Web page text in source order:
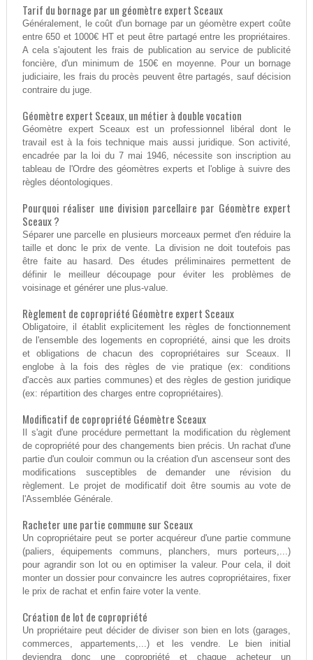
Tarif du bornage par un géomètre expert Sceaux
Généralement, le coût d'un bornage par un géomètre expert coûte
entre 650 et 1000€ HT et peut être partagé entre les propriétaires.
A cela s'ajoutent les frais de publication au service de publicité
foncière, d'un minimum de 150€ en moyenne. Pour un bornage
judiciaire, les frais du procès peuvent être partagés, sauf décision
contraire du juge.
Géomètre expert Sceaux, un métier à double vocation
Géomètre expert Sceaux est un professionnel libéral dont le
travail est à la fois technique mais aussi juridique. Son activité,
encadrée par la loi du 7 mai 1946, nécessite son inscription au
tableau de l'Ordre des géomètres experts et l'oblige à suivre des
règles déontologiques.
Pourquoi réaliser une division parcellaire par Géomètre expert
Sceaux ?
Séparer une parcelle en plusieurs morceaux permet d'en réduire la
taille et donc le prix de vente. La division ne doit toutefois pas
être faite au hasard. Des études préliminaires permettent de
définir le meilleur découpage pour éviter les problèmes de
voisinage et générer une plus-value.
Règlement de copropriété Géomètre expert Sceaux
Obligatoire, il établit explicitement les règles de fonctionnement
de l'ensemble des logements en copropriété, ainsi que les droits
et obligations de chacun des copropriétaires sur Sceaux. Il
englobe à la fois des règles de vie pratique (ex: conditions
d'accès aux parties communes) et des règles de gestion juridique
(ex: répartition des charges entre copropriétaires).
Modificatif de copropriété Géomètre Sceaux
Il s'agit d'une procédure permettant la modification du règlement
de copropriété pour des changements bien précis. Un rachat d'une
partie d'un couloir commun ou la création d'un ascenseur sont des
modifications susceptibles de demander une révision du
règlement. Le projet de modificatif doit être soumis au vote de
l'Assemblée Générale.
Racheter une partie commune sur Sceaux
Un copropriétaire peut se porter acquéreur d'une partie commune
(paliers, équipements communs, planchers, murs porteurs,...)
pour agrandir son lot ou en optimiser la valeur. Pour cela, il doit
monter un dossier pour convaincre les autres copropriétaires, fixer
le prix de rachat et enfin faire voter la vente.
Création de lot de copropriété
Un propriétaire peut décider de diviser son bien en lots (garages,
commerces, appartements,...) et les vendre. Le bien initial
deviendra donc une copropriété et chaque acheteur un